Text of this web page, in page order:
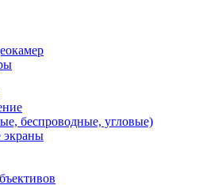
беспроводные, угловые)
экраны